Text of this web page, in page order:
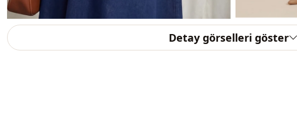
Detay görselleri göster